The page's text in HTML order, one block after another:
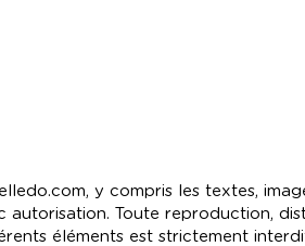
y compris les textes,
Toute reproduction,
éléments est strictement